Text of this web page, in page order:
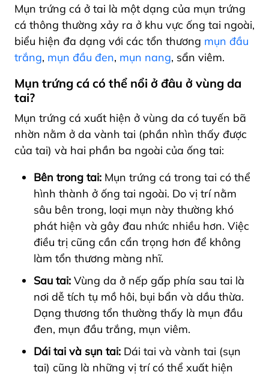
Mụn trứng cá ở tai là một dạng của mụn trứng
cá thông thường xảy ra ở khu vực ống tai ngoài,
biểu hiện đa dạng với các tổn thương mụn đầu
trắng, mụn đầu đen, mụn nang, sẩn viêm.
Mụn trứng cá có thể nổi ở đâu ở vùng da
tai?
Mụn trứng cá xuất hiện ở vùng da có tuyến bã
nhờn nằm ở da vành tai (phần nhìn thấy được
của tai) và hai phần ba ngoài của ống tai:
Bên trong tai: Mụn trứng cá trong tai có thể
hình thành ở ống tai ngoài. Do vị trí nằm
sâu bên trong, loại mụn này thường khó
phát hiện và gây đau nhức nhiều hơn. Việc
điều trị cũng cần cẩn trọng hơn để không
làm tổn thương màng nhĩ.
Sau tai: Vùng da ở nếp gấp phía sau tai là
nơi dễ tích tụ mồ hôi, bụi bẩn và dầu thừa.
Dạng thương tổn thường thấy là mụn đầu
đen, mụn đầu trắng, mụn viêm.
Dái tai và sụn tai: Dái tai và vành tai (sụn
tai) cũng là những vị trí có thể xuất hiện